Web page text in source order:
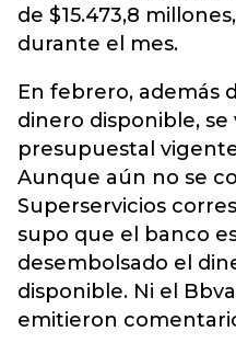
de $15.473,8
durante el mes.
En febrero, además
dinero disponible,
presupuestal
Aunque aún no se
Superservicios
supo que el banco
desembolsado el
disponible. Ni el
emitieron